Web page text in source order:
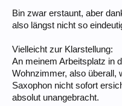
Bin zwar erstaunt, aber
also längst nicht so
Vielleicht zur Klarstellung:
An meinem Arbeitsplatz in
Wohnzimmer, also überall,
Saxophon nicht sofort
absolut unangebracht.